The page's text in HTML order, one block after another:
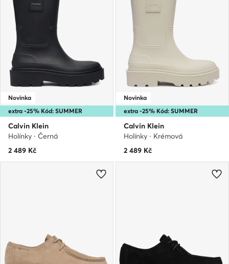
extra -25% Kód: SUMMER
Novinka
Calvin Klein
Holínky · Černá
2 489 Kč
extra -25% Kód: SUMMER
Novinka
Calvin Klein
Holínky · Krémová
2 489 Kč